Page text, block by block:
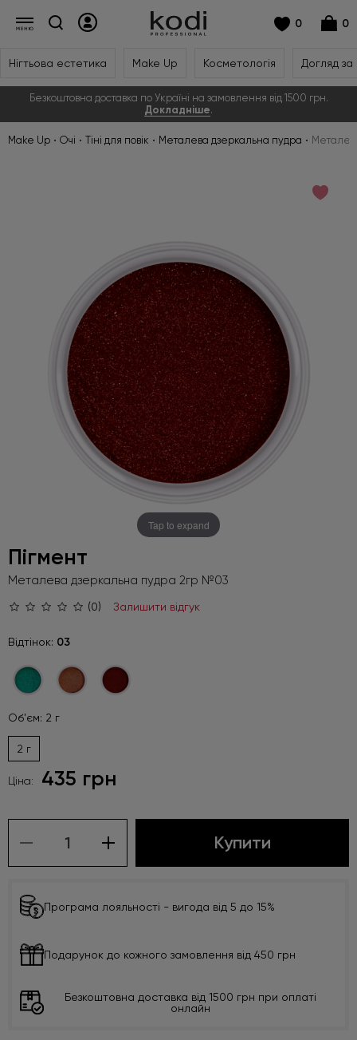
0 0
Нігтьова естетика Make Up Косметологія Догляд
Безкоштовна доставка по Україні на замовлення від 1500 грн.
Докладніше.
Make Up Очі Тіні для повік Металева дзеркальна пудра
Tap to expand
Пігмент
Металева дзеркальна пудра 2гр №03
(0) Залишити відгук
Відтінок: 03
Об'єм: 2 г
2 г
Ціна: 435 грн
Купити
Програма лояльності - вигода від 5 до 15%
Подарунок до кожного замовлення від 450 грн
Безкоштовна доставка від 1500 грн при оплаті
онлайн